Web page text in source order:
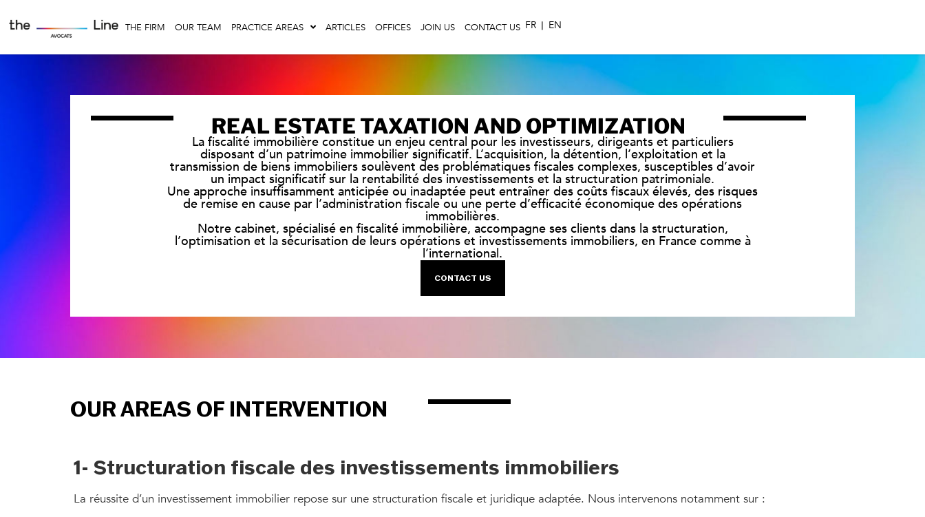
THE FIRM OUR TEAM PRACTICE AREAS ARTICLES OFFICES JOIN US CONTACT US FR | EN
REAL ESTATE TAXATION AND OPTIMIZATION
La fiscalité immobilière constitue un enjeu central pour les investisseurs, dirigeants et particuliers
disposant d’un patrimoine immobilier significatif. L’acquisition, la détention, l’exploitation et la
transmission de biens immobiliers soulèvent des problématiques fiscales complexes, susceptibles d’avoir
un impact significatif sur la rentabilité des investissements et la structuration patrimoniale.
Une approche insuffisamment anticipée ou inadaptée peut entraîner des coûts fiscaux élevés, des risques
de remise en cause par l’administration fiscale ou une perte d’efficacité économique des opérations
immobilières.
Notre cabinet, spécialisé en fiscalité immobilière, accompagne ses clients dans la structuration,
l’optimisation et la sécurisation de leurs opérations et investissements immobiliers, en France comme à
l’international.
CONTACT US
OUR AREAS OF INTERVENTION
1- Structuration fiscale des investissements immobiliers
La réussite d’un investissement immobilier repose sur une structuration fiscale et juridique adaptée. Nous intervenons notamment sur :